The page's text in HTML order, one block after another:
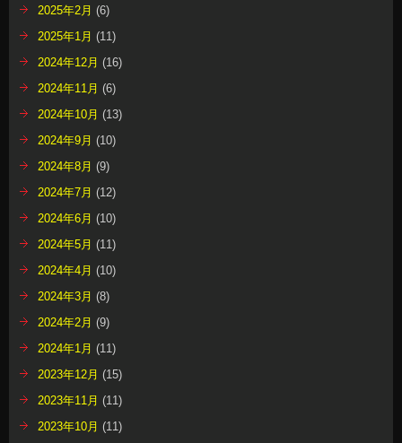
2025年2月 (6)
2025年1月 (11)
2024年12月 (16)
2024年11月 (6)
2024年10月 (13)
2024年9月 (10)
2024年8月 (9)
2024年7月 (12)
2024年6月 (10)
2024年5月 (11)
2024年4月 (10)
2024年3月 (8)
2024年2月 (9)
2024年1月 (11)
2023年12月 (15)
2023年11月 (11)
2023年10月 (11)